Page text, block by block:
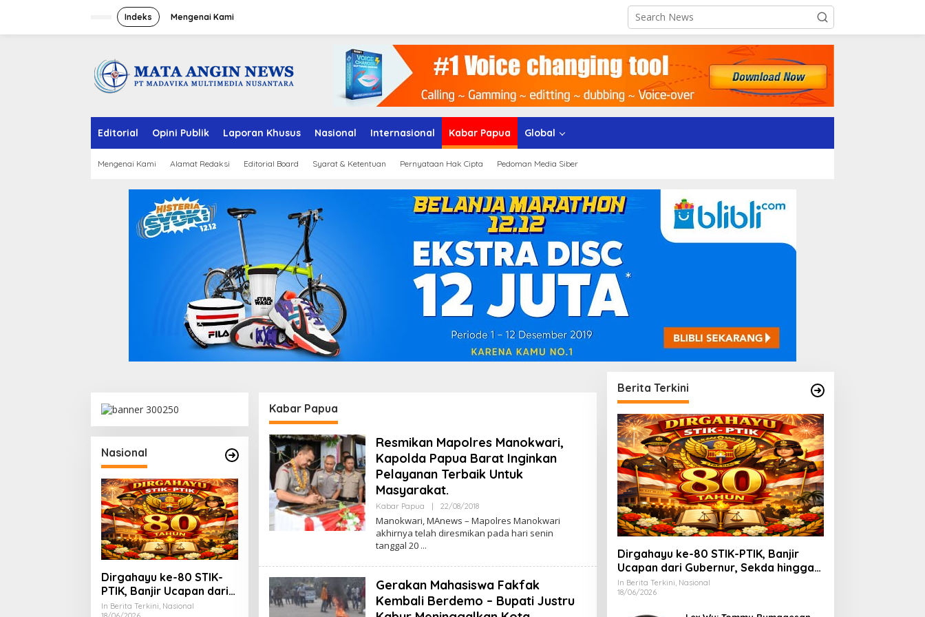
Indeks Mengenai Kami
Editorial Opini Publik Laporan Khusus Nasional Internasional Kabar Papua Global
Mengenai Kami Alamat Redaksi Editorial Board Syarat & Ketentuan Pernyataan Hak Cipta Pedoman Media Siber
Nasional
Dirgahayu ke-80 STIK-
PTIK, Banjir Ucapan dari
Gubernur, Sekda hingga
In Berita Terkini, Nasional
Kabar Papua
Resmikan Mapolres Manokwari,
Kapolda Papua Barat Inginkan
Pelayanan Terbaik Untuk
Masyarakat.
Kabar Papua 22/08/2018B
A
D
N
Manokwari, MAnews – Mapolres Manokwari
akhirnya telah diresmikan pada hari senin
tanggal 20
Gerakan Mahasiswa Fakfak
Kembali Berdemo – Bupati Justru
Berita Terkini
Dirgahayu ke-80 STIK-PTIK, Banjir
Ucapan dari Gubernur, Sekda hingga
Kapolda.
In Berita Terkini, Nasional
18/06/2026